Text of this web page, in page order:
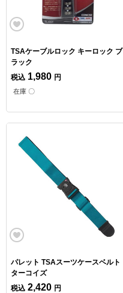
TSAケーブルロック キーロック ブ
ラック
税込 1,980 円
在庫 〇
パレット TSAスーツケースベルト
ターコイズ
税込 2,420 円